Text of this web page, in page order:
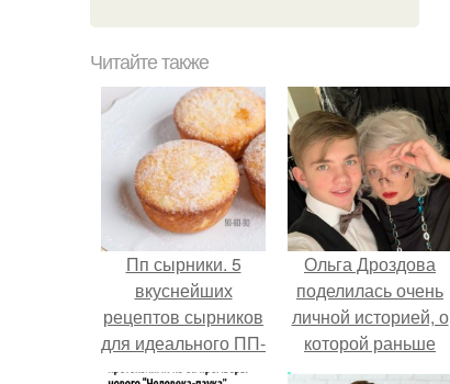
Читайте также
Пп сырники. 5
вкуснейших
рецептов сырников
для идеального ПП-
завтрака.
Ольга Дроздова
поделилась очень
личной историей, о
которой раньше
почти не говорила.